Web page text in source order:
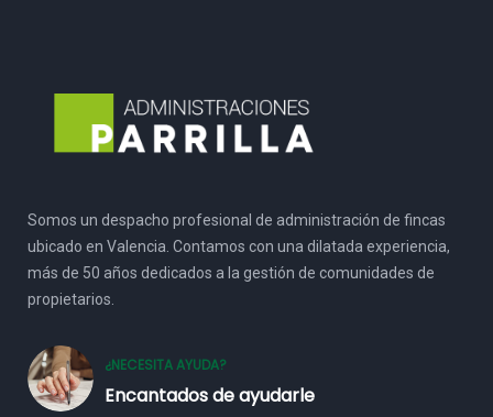
Somos un despacho profesional de administración de fincas
ubicado en Valencia. Contamos con una dilatada experiencia,
más de 50 años dedicados a la gestión de comunidades de
propietarios.
¿NECESITA AYUDA?
Encantados de ayudarle